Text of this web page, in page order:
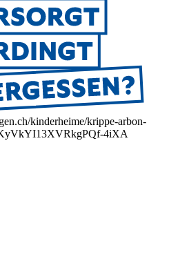
kinderheime/krippe-arbon-
4iXA